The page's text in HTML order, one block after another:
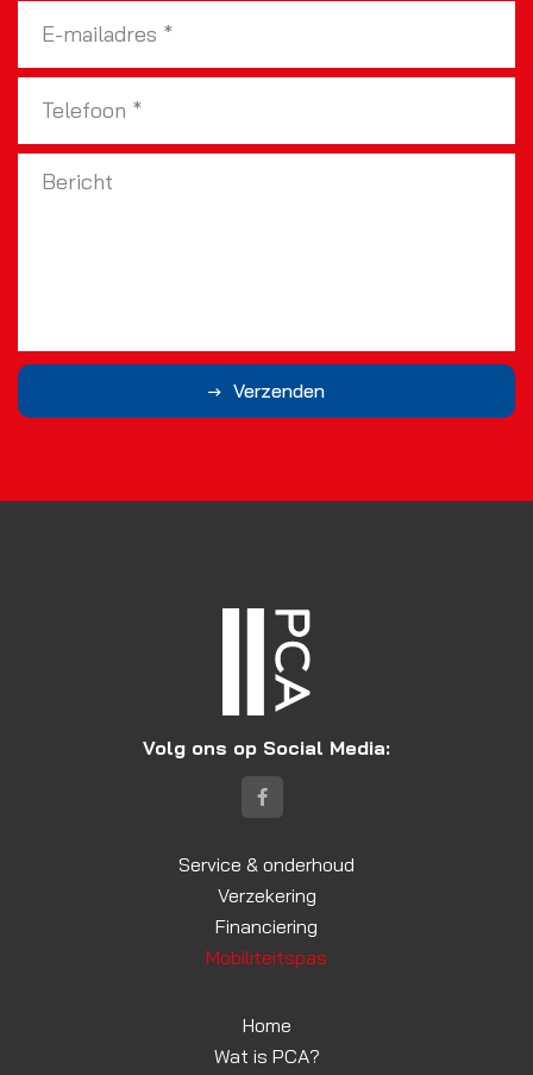
Verzenden
Volg ons op Social Media:
Service & onderhoud
Verzekering
Financiering
Mobiliteitspas
Home
Wat is PCA?